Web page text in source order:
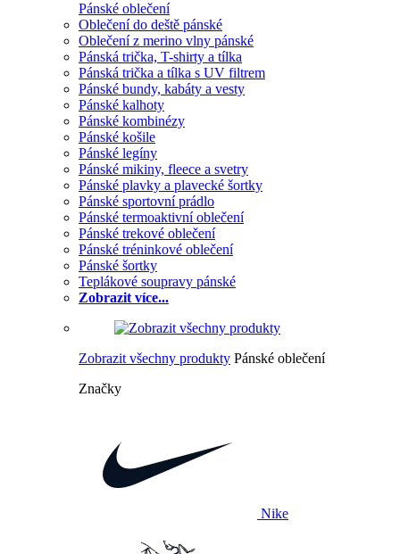
Pánské oblečení
Oblečení do deště pánské
Oblečení z merino vlny pánské
Pánská trička, T-shirty a tílka
Pánská trička a tílka s UV filtrem
Pánské bundy, kabáty a vesty
Pánské kalhoty
Pánské kombinézy
Pánské košile
Pánské legíny
Pánské mikiny, fleece a svetry
Pánské plavky a plavecké šortky
Pánské sportovní prádlo
Pánské termoaktivní oblečení
Pánské trekové oblečení
Pánské tréninkové oblečení
Pánské šortky
Teplákové soupravy pánské
Zobrazit více...
Zobrazit všechny produkty Pánské oblečení
Značky
Nike